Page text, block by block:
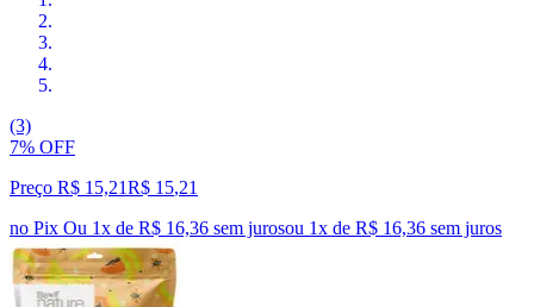
(3)
7% OFF
Preço R$ 15,21R$ 15,21
no Pix Ou 1x de R$ 16,36 sem jurosou 1x de R$ 16,36 sem juros